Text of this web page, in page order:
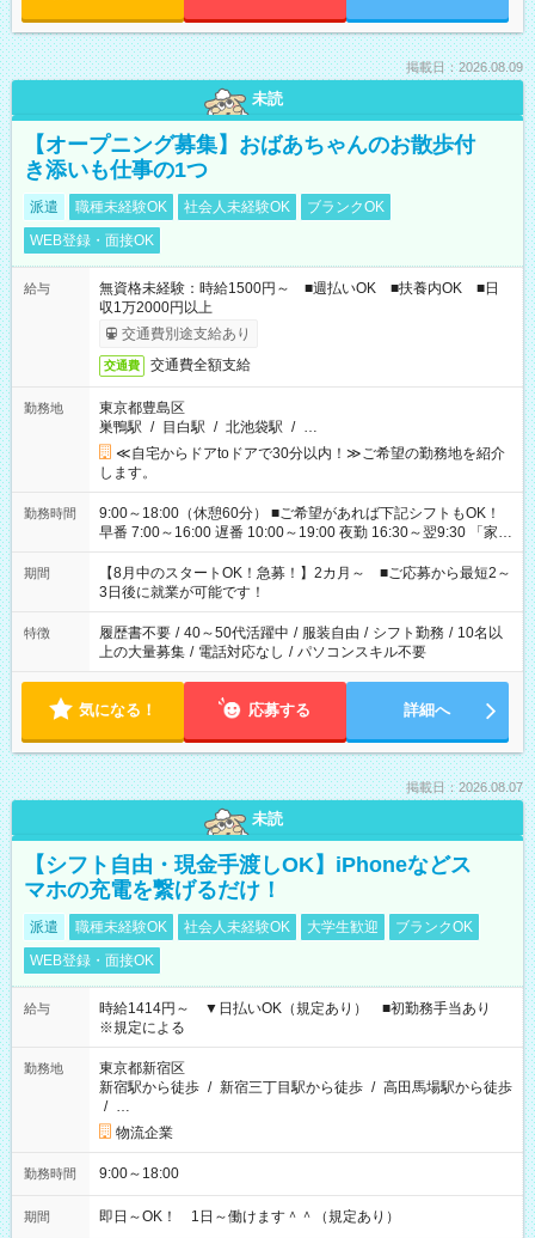
掲載日：2026.08.09
未読
【オープニング募集】おばあちゃんのお散歩付
き添いも仕事の1つ
派遣 職種未経験OK 社会人未経験OK
ブランクOK
WEB登録・面接OK
給与
無資格未経験：時給1500円～ ■週払いOK ■扶養内OK ■日
収1万2000円以上
交通費別途支給あり
交通費 交通費全額支給
勤務地
東京都豊島区
巣鴨駅 / 目白駅 / 北池袋駅 / …
≪自宅からドアtoドアで30分以内！≫ご希望の勤務地を紹介
します。
勤務時間
9:00～18:00（休憩60分） ■ご希望があれば下記シフトもOK！
早番 7:00～16:00 遅番 10:00～19:00 夜勤 16:30～翌9:30 「家族
と休みを合わせたい」 「余裕を持って夕飯の準備がしたい」
「できれば残業はしたくない」 など、ご希望を教えてください
ね。 ※Wワーク希望の方へ 今ご覧のお仕事で希望する勤務時間
と、もう1つのお仕事の勤務時間。 合計で週40時間を超える場
合は応募できません。
期間
【8月中のスタートOK！急募！】2カ月～ ■ご応募から最短2～
3日後に就業が可能です！
特徴 履歴書不要 / 40～50代活躍中 / 服装自由 / シフト勤務 / 10名以
上の大量募集 / 電話対応なし / パソコンスキル不要
気になる！ 応募する 詳細へ
掲載日：2026.08.07
未読
【シフト自由・現金手渡しOK】iPhoneなどス
マホの充電を繋げるだけ！
派遣 職種未経験OK 社会人未経験OK 大学生歓迎
ブランクOK
WEB登録・面接OK
給与
時給1414円～ ▼日払いOK（規定あり） ■初勤務手当あり
※規定による
勤務地
東京都新宿区
新宿駅から徒歩 / 新宿三丁目駅から徒歩 / 高田馬場駅から徒歩
/ …
物流企業
勤務時間 9:00～18:00
期間 即日～OK！ 1日～働けます＾＾（規定あり）